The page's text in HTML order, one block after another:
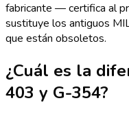
fabricante — certifica al
sustituye los antiguos
que están obsoletos.
¿Cuál es la
403 y G-354?